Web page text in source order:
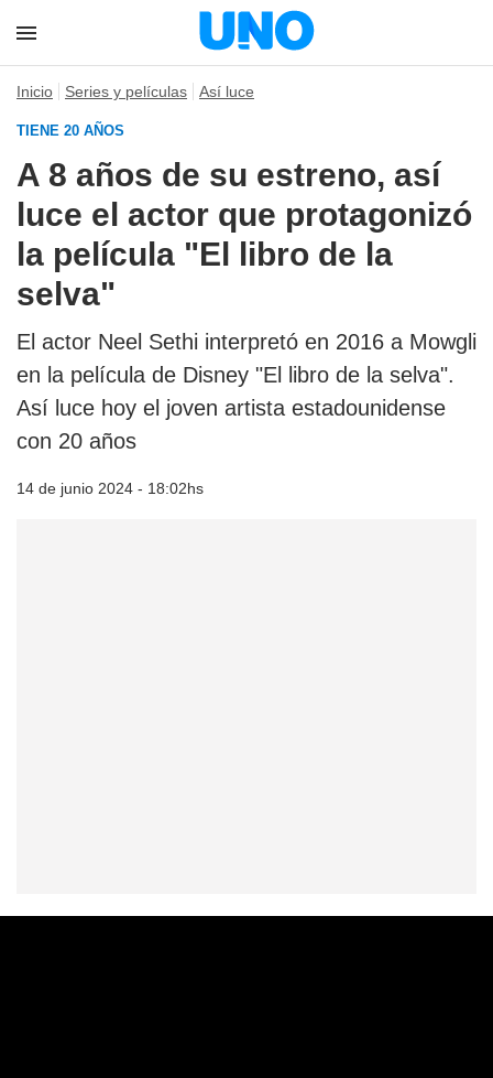
Inicio Series y películas Así luce
TIENE 20 AÑOS
A 8 años de su estreno, así
luce el actor que protagonizó
la película "El libro de la
selva"
El actor Neel Sethi interpretó en 2016 a Mowgli
en la película de Disney "El libro de la selva".
Así luce hoy el joven artista estadounidense
con 20 años
14 de junio 2024 - 18:02hs